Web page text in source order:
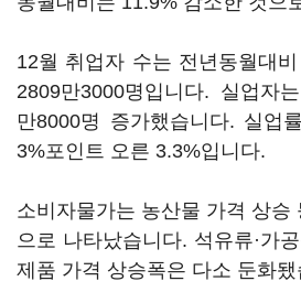
12월 취업자 수는 전년동월대
2809만3000명입니다. 실업자
만8000명 증가했습니다. 실업
3%포인트 오른 3.3%입니다.
소비자물가는 농산물 가격 상승
으로 나타났습니다. 석유류·가
제품 가격 상승폭은 다소 둔화됐